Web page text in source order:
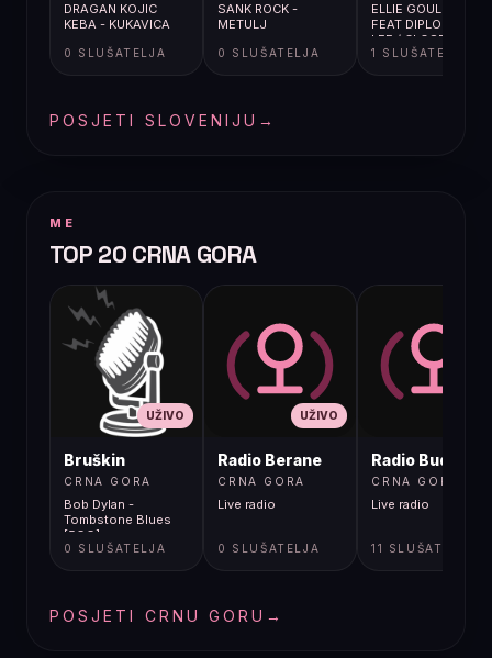
DRAGAN KOJIC
KEBA - KUKAVICA
0 SLUŠATELJA
SANK ROCK -
METULJ
0 SLUŠATELJA
ELLIE GOULDING
FEAT DIPLO & SWAE
LEE / CLOSE TO ME
1 SLUŠATELJA
POSJETI SLOVENIJU →
ME
TOP 20 CRNA GORA
UŽIVO
Bruškin
CRNA GORA
Bob Dylan -
Tombstone Blues
[5GG]
0 SLUŠATELJA
UŽIVO
Radio Berane
CRNA GORA
Live radio
0 SLUŠATELJA
Radio Budva
CRNA GORA
Live radio
11 SLUŠATELJA
POSJETI CRNU GORU →